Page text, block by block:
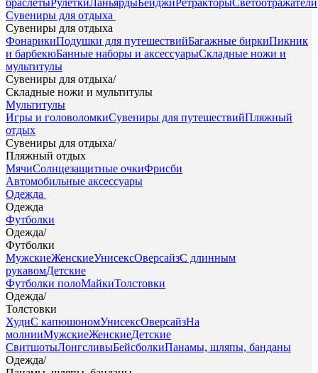
браслетыРулеткиЛаньярдыБейджиРетракторыСветоотражатели
Сувениры для отдыха
Сувениры для отдыха
ФонарикиПодушки для путешествийБагажные биркиПикник
и барбекюБанные наборы и аксессуарыСкладные ножи и
мультитулы
Сувениры для отдыха/
Складные ножи и мультитулы
Мультитулы
Игры и головоломкиСувениры для путешествийПляжный
отдых
Сувениры для отдыха/
Пляжный отдых
МячиСолнцезащитные очкиФрисби
Автомобильные аксессуары
Одежда
Одежда
Футболки
Одежда/
Футболки
МужскиеЖенскиеУнисексОверсайзС длинным
рукавомДетские
Футболки полоМайкиТолстовки
Одежда/
Толстовки
ХудиС капюшономУнисексОверсайзНа
молнииМужскиеЖенскиеДетские
СвитшотыЛонгсливыБейсболкиПанамы, шляпы, банданы
Одежда/